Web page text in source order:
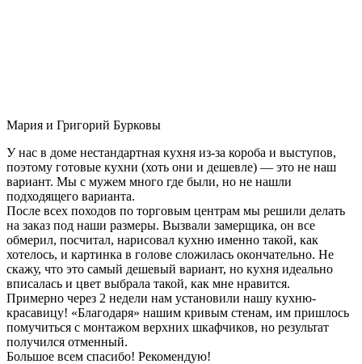
Мария и Григорий Бурковы
У нас в доме нестандартная кухня из-за короба и выступов,
поэтому готовые кухни (хоть они и дешевле) — это не наш
вариант. Мы с мужем много где были, но не нашли
подходящего варианта.
После всех походов по торговым центрам мы решили делать
на заказ под наши размеры. Вызвали замерщика, он все
обмерил, посчитал, нарисовал кухню именно такой, как
хотелось, и картинка в голове сложилась окончательно. Не
скажу, что это самый дешевый вариант, но кухня идеально
вписалась и цвет выбрала такой, как мне нравится.
Примерно через 2 недели нам установили нашу кухню-
красавицу! «Благодаря» нашим кривым стенам, им пришлось
помучиться с монтажом верхних шкафчиков, но результат
получился отменный.
Большое всем спасибо! Рекомендую!